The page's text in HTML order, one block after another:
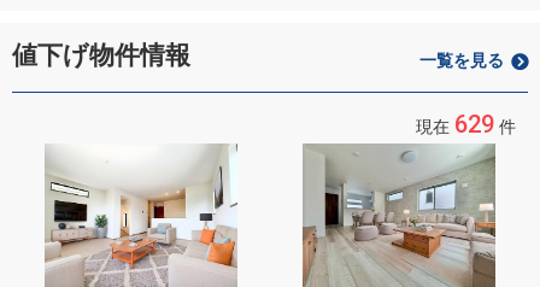
値下げ物件情報 一覧を見る
現在 629 件